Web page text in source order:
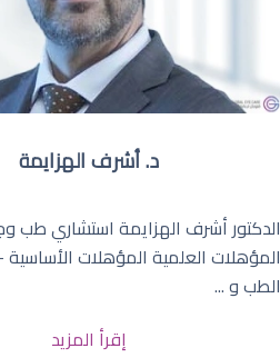
د. أشرف الهزايمة
الدكتور أشرف الهزايمة استشاري طب
المؤهلات العلمية المؤهلات
الطب و ...
إقرأ المزيد